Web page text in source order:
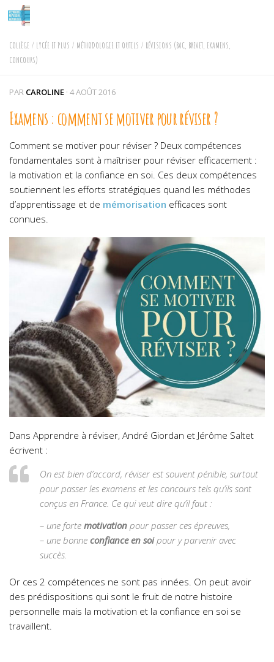
Skip to content
COLLÈGE / LYCÉE ET PLUS / MÉTHODOLOGIE ET OUTILS / RÉVISIONS (BAC, BREVET, EXAMENS,
CONCOURS)
PAR CAROLINE · 4 AOÛT 2016
Examens : comment se motiver pour réviser ?
Comment se motiver pour réviser ? Deux compétences
fondamentales sont à maîtriser pour réviser efficacement :
la motivation et la confiance en soi. Ces deux compétences
soutiennent les efforts stratégiques quand les méthodes
d’apprentissage et de mémorisation efficaces sont
connues.
Dans Apprendre à réviser, André Giordan et Jérôme Saltet
écrivent :
On est bien d’accord, réviser est souvent pénible, surtout
pour passer les examens et les concours tels qu’ils sont
conçus en France. Ce qui veut dire qu’il faut :
– une forte motivation pour passer ces épreuves,
– une bonne confiance en soipour y parvenir avec
succès.
Or ces 2 compétences ne sont pas innées. On peut avoir
des prédispositions qui sont le fruit de notre histoire
personnelle mais la motivation et la confiance en soi se
travaillent.